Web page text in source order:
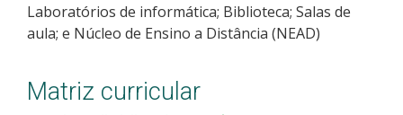
Laboratórios de informática; Biblioteca; Salas de
aula; e Núcleo de Ensino a Distância (NEAD)
Matriz curricular